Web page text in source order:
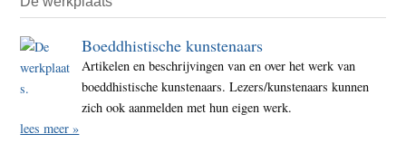
Boeddhistische kunstenaars
Artikelen en beschrijvingen van en over het werk van
boeddhistische kunstenaars. Lezers/kunstenaars kunnen
zich ook aanmelden met hun eigen werk.
lees meer »